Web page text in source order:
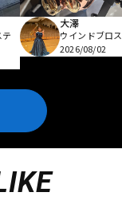
大澤
ウインドブロス
2026/08/02